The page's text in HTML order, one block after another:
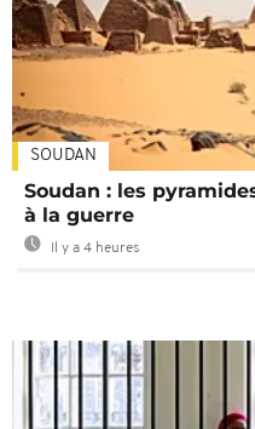
SOUDAN
Soudan : les
à la guerre
Il y a 4 heures